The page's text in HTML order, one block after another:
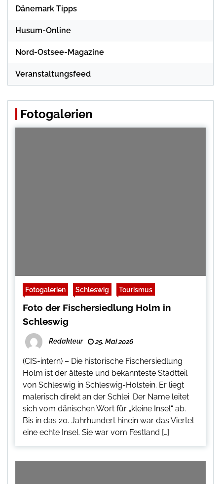
Dänemark Tipps
Husum-Online
Nord-Ostsee-Magazine
Veranstaltungsfeed
Fotogalerien
Fotogalerien Schleswig Tourismus
Foto der Fischersiedlung Holm in
Schleswig
Redakteur 25. Mai 2026
(CIS-intern) – Die historische Fischersiedlung
Holm ist der älteste und bekannteste Stadtteil
von Schleswig in Schleswig-Holstein. Er liegt
malerisch direkt an der Schlei. Der Name leitet
sich vom dänischen Wort für „kleine Insel“ ab.
Bis in das 20. Jahrhundert hinein war das Viertel
eine echte Insel. Sie war vom Festland […]